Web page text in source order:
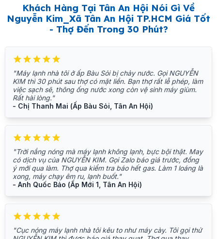
Khách Hàng Tại Tân An Hội Nói Gì Về
Nguyễn Kim_Xã Tân An Hội TP.HCM Giá Tốt
- Thợ Đến Trong 30 Phút?
"Máy lạnh nhà tôi ở ấp Bàu Sỏi bị chảy nước. Gọi NGUYỄN
KIM thì 30 phút sau thợ có mặt liền. Bạn thợ rất lễ phép, làm
việc sạch sẽ, thông ống nước xong còn vệ sinh máy giùm.
Rất hài lòng."
- Chị Thanh Mai (Ấp Bàu Sỏi, Tân An Hội)
"Trời nắng nóng mà máy lạnh không lạnh, bực bội thật. May
có dịch vụ của NGUYỄN KIM. Gọi Zalo báo giá trước, đồng
ý mới qua làm. Thợ qua kiểm tra báo hết gas. Làm 1 loáng là
xong, máy chạy êm ru, lạnh buốt."
- Anh Quốc Bảo (Ấp Mới 1, Tân An Hội)
"Cục nóng máy lạnh nhà tôi kêu to như máy cày. Tôi gọi thử